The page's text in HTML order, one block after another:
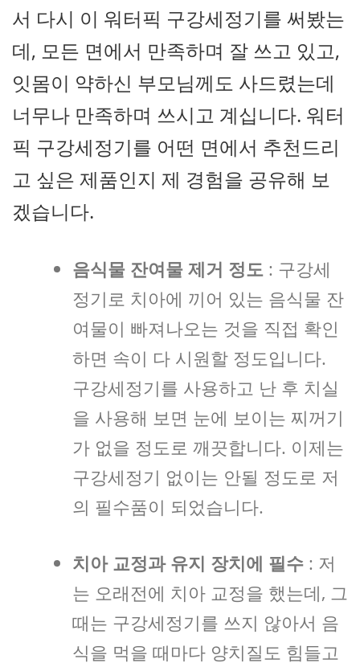
서 다시 이 워터픽 구강세정기를 써봤는
데, 모든 면에서 만족하며 잘 쓰고 있고,
잇몸이 약하신 부모님께도 사드렸는데
너무나 만족하며 쓰시고 계십니다. 워터
픽 구강세정기를 어떤 면에서 추천드리
고 싶은 제품인지 제 경험을 공유해 보
겠습니다.
음식물 잔여물 제거 정도 : 구강세
정기로 치아에 끼어 있는 음식물 잔
여물이 빠져나오는 것을 직접 확인
하면 속이 다 시원할 정도입니다.
구강세정기를 사용하고 난 후 치실
을 사용해 보면 눈에 보이는 찌꺼기
가 없을 정도로 깨끗합니다. 이제는
구강세정기 없이는 안될 정도로 저
의 필수품이 되었습니다.
치아 교정과 유지 장치에 필수 : 저
는 오래전에 치아 교정을 했는데, 그
때는 구강세정기를 쓰지 않아서 음
식을 먹을 때마다 양치질도 힘들고